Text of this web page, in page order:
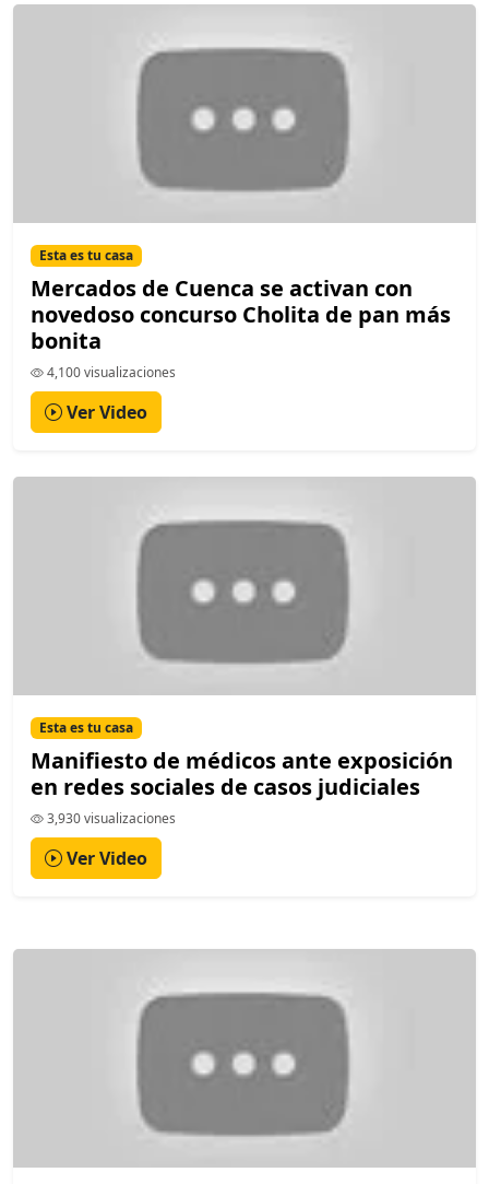
Esta es tu casa
Mercados de Cuenca se activan con
novedoso concurso Cholita de pan más
bonita
4,100 visualizaciones
Ver Video
Esta es tu casa
Manifiesto de médicos ante exposición
en redes sociales de casos judiciales
3,930 visualizaciones
Ver Video